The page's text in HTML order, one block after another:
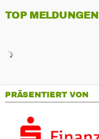
TOP MELDUNGEN
PRÄSENTIERT VON